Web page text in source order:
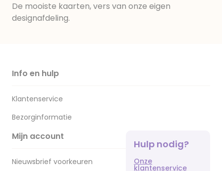
De mooiste kaarten, vers van onze eigen
designafdeling.
Info en hulp
Klantenservice
Bezorginformatie
Mijn account
Nieuwsbrief voorkeuren
Hulp nodig?
Onze
klantenservice